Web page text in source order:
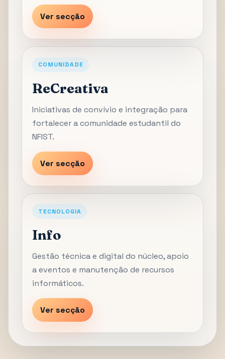
Ver secção
COMUNIDADE
ReCreativa
Iniciativas de convívio e integração para
fortalecer a comunidade estudantil do
NFIST.
Ver secção
TECNOLOGIA
Info
Gestão técnica e digital do núcleo, apoio
a eventos e manutenção de recursos
informáticos.
Ver secção